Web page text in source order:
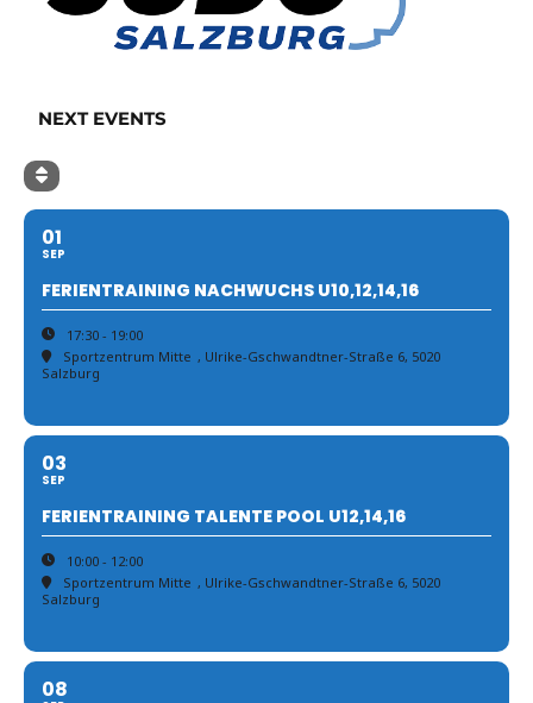
NEXT EVENTS
01
SEP
FERIENTRAINING NACHWUCHS U10,12,14,16
17:30 - 19:00
Sportzentrum Mitte , Ulrike-Gschwandtner-Straße 6, 5020
Salzburg
03
SEP
FERIENTRAINING TALENTE POOL U12,14,16
10:00 - 12:00
Sportzentrum Mitte , Ulrike-Gschwandtner-Straße 6, 5020
Salzburg
08